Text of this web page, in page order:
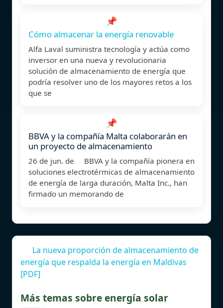
📌
Cómo almacenar la energía renovable
Alfa Laval suministra tecnología y actúa como
inversor en una nueva y revolucionaria
solución de almacenamiento de energía que
podría resolver uno de los mayores retos a los
que se
📌
BBVA y la compañía Malta colaborarán en
un proyecto de almacenamiento
26 de jun. de BBVA y la compañía pionera en
soluciones electrotérmicas de almacenamiento
de energía de larga duración, Malta Inc., han
firmado un memorando de
La nueva proporción de almacenamiento de
energía que respalda la energía en Maldivas
[PDF]
Más temas sobre energía solar